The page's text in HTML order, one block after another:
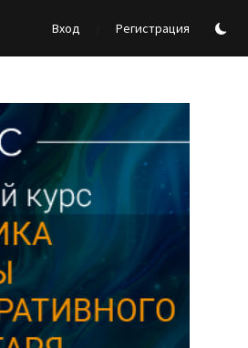
Вход Регистрация